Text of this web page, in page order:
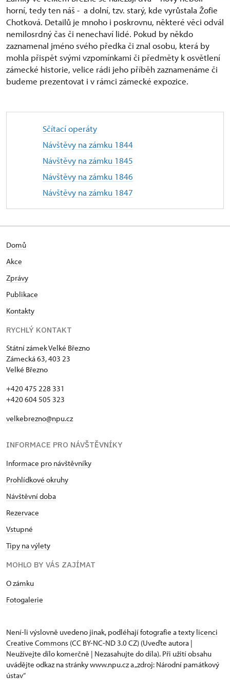
horní, tedy ten náš - a dolní, tzv. starý, kde vyrůstala Žofie
Chotková. Detailů je mnoho i poskrovnu, některé věci odvál
nemilosrdný čas či nenechaví lidé. Pokud by někdo
zaznamenal jméno svého předka či znal osobu, která by
mohla přispět svými vzpomínkami či předměty k osvětlení
zámecké historie, velice rádi jeho příběh zaznamenáme či
budeme prezentovat i v rámci zámecké expozice.
Sčítací operáty
Návštěvy na zámku 1844
Návštěvy na zámku 1845
Návštěvy na zámku 1846
Návštěvy na zámku 1847
Domů
Akce
Zprávy
Publikace
Kontakty
RYCHLÝ KONTAKT
Státní zámek Velké Březno
Zámecká 63, 403 23
Velké Březno
+420 475 228 331
+420 604 505 323
velkebrezno@npu.cz
INFORMACE PRO NÁVŠTĚVNÍKY
Informace pro návštěvníky
Prohlídkové okruhy
Návštěvní doba
Rezervace
Vstupné
Tipy na výlety
MOHLO BY VÁS ZAJÍMAT
O zámku
Fotogalerie
Není-li výslovně uvedeno jinak, podléhají fotografie a texty licenci
Creative Commons (CC BY-NC-ND 3.0 CZ) (Uveďte autora |
Neužívejte dílo komerčně | Nezasahujte do díla). Při užití obsahu
uvádějte odkaz na stránky www.npu.cz a „zdroj: Národní památkový
ústav“